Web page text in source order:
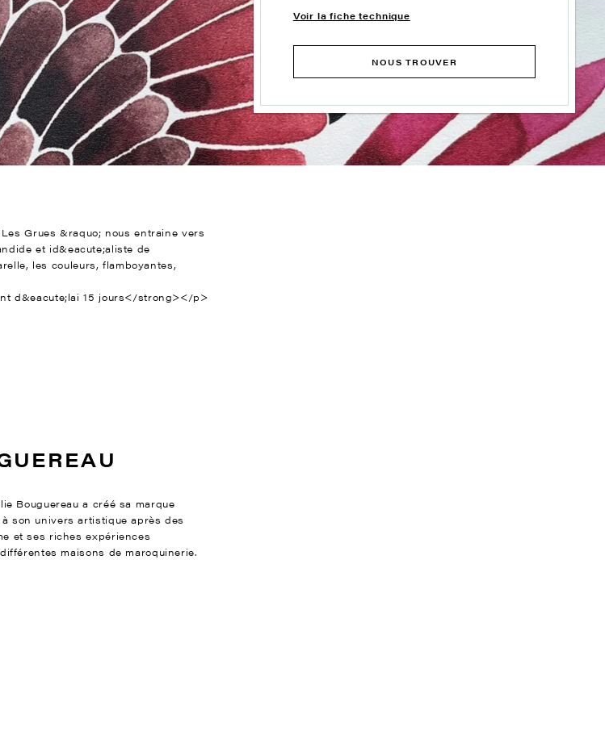
Voir la fiche technique
NOUS TROUVER
Grues &raquo; nous entraine vers
et id&eacute;aliste de
les couleurs, flamboyantes,
d&eacute;lai 15 jours</strong></p>
Bouguereau a créé sa marque
son univers artistique après des
et ses riches expériences
maisons de maroquinerie.